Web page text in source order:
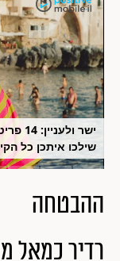
ישר
שילכו איתכן כל
ההבטחה